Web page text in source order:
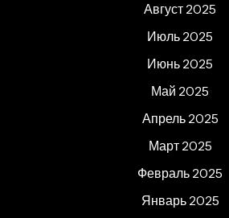
Август 2025
Июль 2025
Июнь 2025
Май 2025
Апрель 2025
Март 2025
Февраль 2025
Январь 2025